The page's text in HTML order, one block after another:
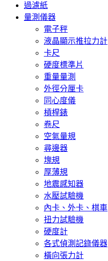
過濾紙
量測儀器
電子秤
液晶顯示推拉力計
卡尺
硬度標準片
重量量測
外徑分厘卡
同心度儀
槓桿錶
卷尺
空氣量規
尋邊器
塊規
厚薄規
地震感知器
水壓試驗機
內卡、外卡、棋車
扭力試驗機
硬度計
各式偵測記錄儀器
橫向張力計